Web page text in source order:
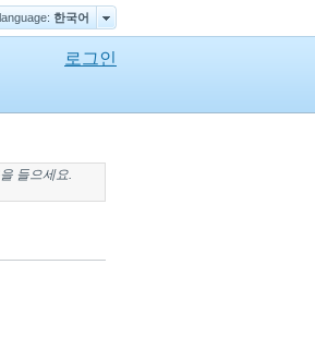
한국어
로그인
을 들으세요.